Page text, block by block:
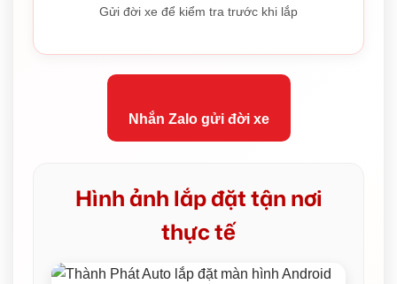
Gửi đời xe để kiểm tra trước khi lắp
Nhắn Zalo gửi đời xe
Hình ảnh lắp đặt tận nơi
thực tế